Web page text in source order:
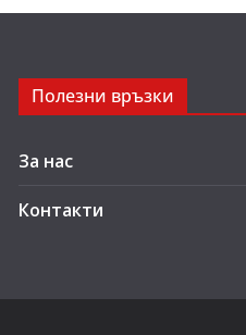
Полезни връзки
За нас
Контакти